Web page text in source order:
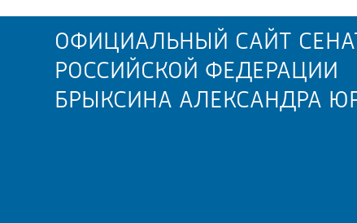
ОФИЦИАЛЬНЫЙ САЙТ
РОССИЙСКОЙ ФЕДЕРАЦИИ
БРЫКСИНА АЛЕКСАНДРА